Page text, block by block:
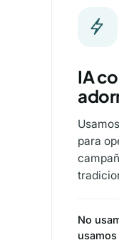
IA
para
No